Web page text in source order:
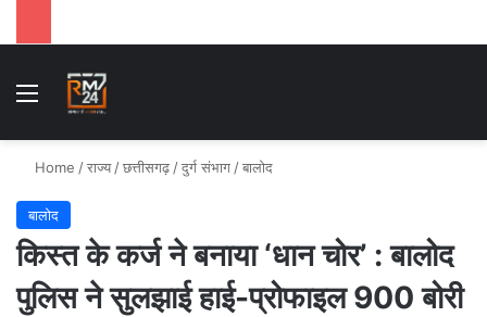
Menu
Home /राज्य /छत्तीसगढ़ /दुर्ग संभाग /बालोद
बालोद
किस्त के कर्ज ने बनाया ‘धान चोर’ : बालोद
पुलिस ने सुलझाई हाई-प्रोफाइल 900 बोरी